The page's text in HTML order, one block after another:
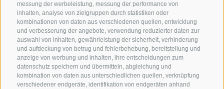
messung der werbeleistung, messung der performance von
inhalten, analyse von zielgruppen durch statistiken oder
kombinationen von daten aus verschiedenen quellen, entwicklung
und verbesserung der angebote, verwendung reduzierter daten zur
auswahl von inhalten, gewährleistung der sicherheit, verhinderung
und aufdeckung von betrug und fehlerbehebung, bereitstellung und
anzeige von werbung und inhalten, ihre entscheidungen zum
datenschutz speichern und übermitteln, abgleichung und
kombination von daten aus unterschiedlichen quellen, verknüpfung
verschiedener endgeräte, identifikation von endgeräten anhand
KONTAKTIERE UNS
+39 0472 632 372
info@gossensass.org